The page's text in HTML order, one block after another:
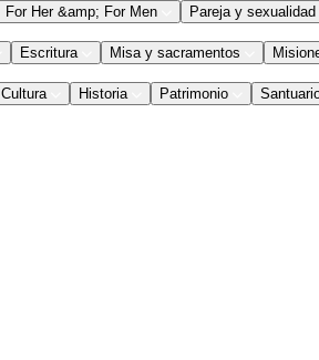
For Her &amp; For Men Pareja y sexualidad
Escritura Misa y sacramentos
Cultura Historia Patrimonio